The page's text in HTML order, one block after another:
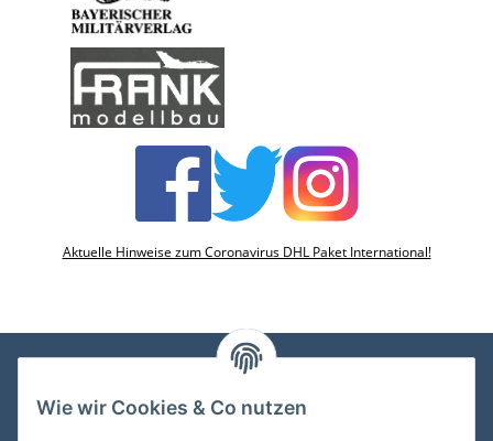
Aktuelle Hinweise zum Coronavirus DHL Paket International!
VDMedien24.de
Wie wir Cookies & Co nutzen